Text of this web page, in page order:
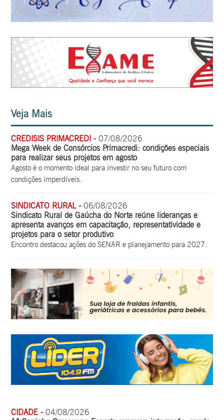
Veja Mais
CREDISIS PRIMACREDI -07/08/2026
Mega Week de Consórcios Primacredi: condições especiais
para realizar seus projetos em agosto
Agosto é o momento ideal para investir no seu futuro com
condições imperdíveis.
SINDICATO RURAL -06/08/2026
Sindicato Rural de Gaúcha do Norte reúne lideranças e
apresenta avanços em capacitação, representatividade e
projetos para o setor produtivo
Encontro destacou ações do SENAR e planejamento para 2027.
CIDADE -04/08/2026